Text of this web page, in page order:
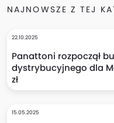
NAJNOWSZE Z TEJ
22.10.2025
Panattoni rozpoczął
dystrybucyjnego dla
zł
15.05.2025